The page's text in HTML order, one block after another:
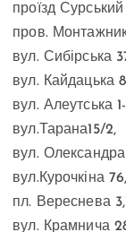
проїзд Сурський
пров.
вул. Сибірська
вул. Кайдацька
вул. Алеутська
вул.Тарана15/2,
вул. Олександра
вул.Курочкіна 76,
пл. Вереснева
вул. Крамнича